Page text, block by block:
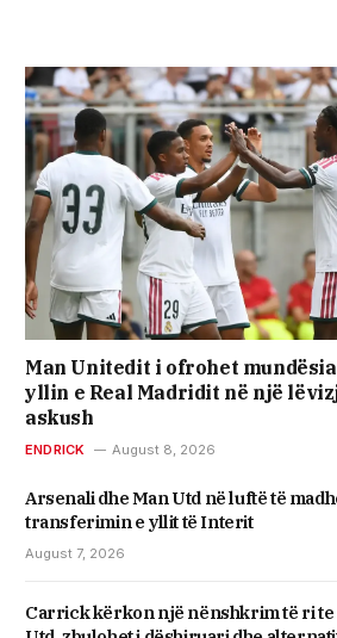
Man Unitedit i ofrohet
yllin e Real Madridit në një
askush
ENDRICK August 8, 2026
Arsenali dhe Man Utd në luftë të
transferimin e yllit të Interit
August 7, 2026
Carrick kërkon një nënshkrim të ri te